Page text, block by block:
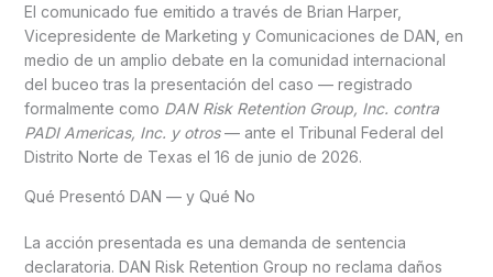
El comunicado fue emitido a través de Brian Harper,
Vicepresidente de Marketing y Comunicaciones de DAN, en
medio de un amplio debate en la comunidad internacional
del buceo tras la presentación del caso — registrado
formalmente como DAN Risk Retention Group, Inc. contra
PADI Americas, Inc. y otros— ante el Tribunal Federal del
Distrito Norte de Texas el 16 de junio de 2026.
Qué Presentó DAN — y Qué No
La acción presentada es una demanda de sentencia
declaratoria. DAN Risk Retention Group no reclama daños